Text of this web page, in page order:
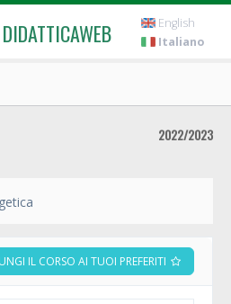
DIDATTICAWEB
English
Italiano
2022/2023
IL CORSO AI TUOI PREFERITI